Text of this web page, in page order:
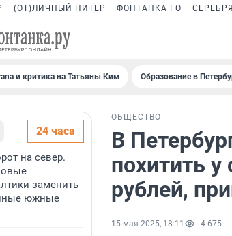
(ОТ)ЛИЧНЫЙ ПИТЕР ФОНТАНКА ГО
и критика на Татьяны Ким Образование в
24 часа
на север.
заменить
южные
ОБЩЕСТВО
В
похитить
рублей,
15 мая 2025, 18:11 4 675